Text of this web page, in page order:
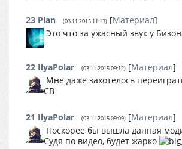
23 Plan (03.11.2015 11:13) [Материал]
Это что за ужасный звук у
22 IlyaPolar (03.11.2015 09:12) [Материал]
Мне даже захотелось
СВ
21 IlyaPolar (03.11.2015 09:09) [Материал]
Поскорее бы вышла данная
Судя по видео, будет жарко